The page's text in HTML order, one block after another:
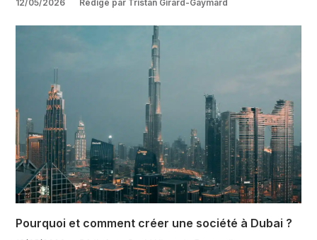
Pourquoi et comment créer une société à Dubai ?
12/05/2026 Rédigé par Tristan Girard-Gaymard